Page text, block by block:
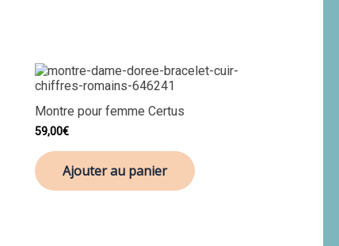
Montre pour femme Certus
59,00€
Ajouter au panier